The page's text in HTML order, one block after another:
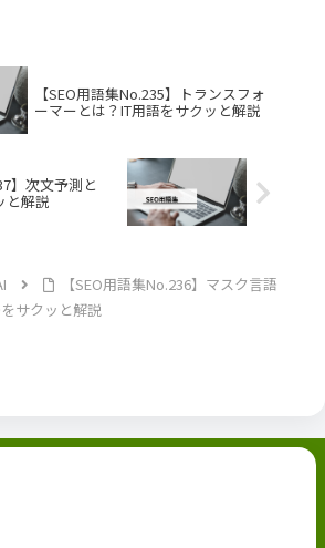
【SEO用語集No.235】トランスフォ
ーマーとは？IT用語をサクッと解説
】次文予測と
と解説
【SEO用語集No.236】マスク言語
サクッと解説